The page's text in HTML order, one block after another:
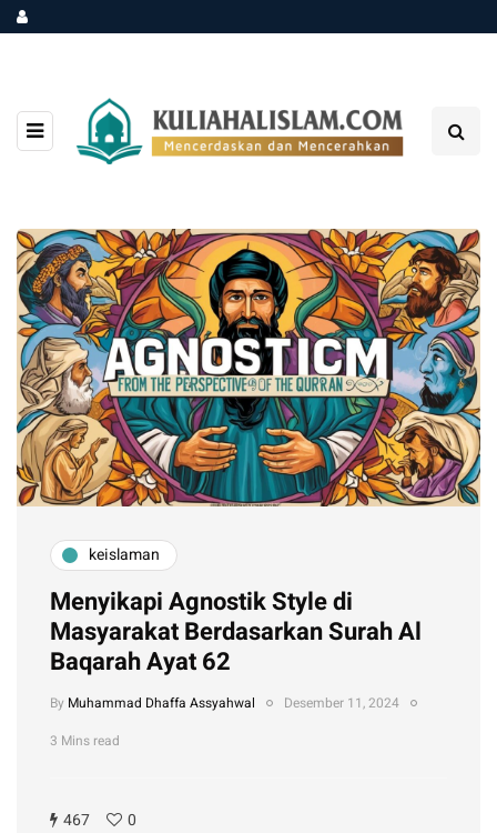
keislaman
Menyikapi Agnostik Style di
Masyarakat Berdasarkan Surah Al
Baqarah Ayat 62
By Muhammad Dhaffa Assyahwal
Desember 11, 2024
3 Mins read
467 0